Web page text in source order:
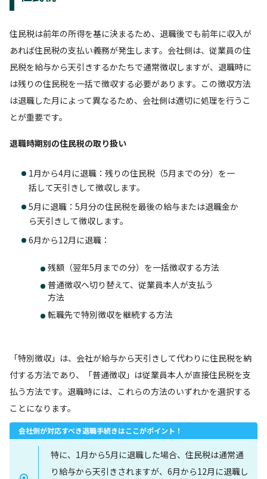
住民税は前年の所得を基に決まるため、退職後でも前年に収入が
あれば住民税の支払い義務が発生します。会社側は、従業員の住
民税を給与から天引きするかたちで通常徴収しますが、退職時に
は残りの住民税を一括で徴収する必要があります。この徴収方法
は退職した月によって異なるため、会社側は適切に処理を行うこ
とが重要です。
退職時期別の住民税の取り扱い
1月から4月に退職：残りの住民税（5月までの分）を一
括して天引きして徴収します。
5月に退職：5月分の住民税を最後の給与または退職金か
ら天引きして徴収します。
6月から12月に退職：
残額（翌年5月までの分）を一括徴収する方法
普通徴収へ切り替えて、従業員本人が支払う
方法
転職先で特別徴収を継続する方法
「特別徴収」は、会社が給与から天引きして代わりに住民税を納
付する方法であり、「普通徴収」は従業員本人が直接住民税を支
払う方法です。退職時には、これらの方法のいずれかを選択する
ことになります。
会社側が対応すべき退職手続きはここがポイント！
特に、1月から5月に退職した場合、住民税は通常通
り給与から天引きされますが、6月から12月に退職し